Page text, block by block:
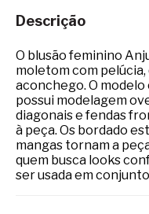
Descrição
O blusão feminino
moletom com
aconchego. O
possui modelagem
diagonais e fendas
à peça. Os bordado
mangas tornam a
quem busca looks
ser usada em